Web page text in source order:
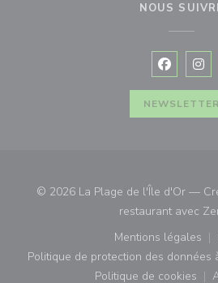
NOUS
NEWSLETTER
© 2026 La Plage de l'Île d'Or —
restaurant avec
Mentions légales
((ouvre
Politique de protection des données
Politique de cookies